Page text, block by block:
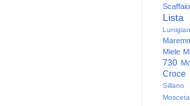
Miele
730
Croce
Sillano
Mosceta